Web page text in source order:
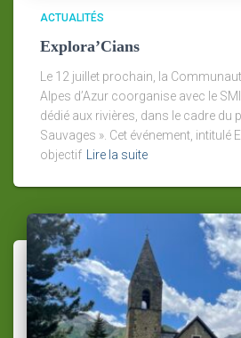
ACTUALITÉS
Explora’Cians
Le 12 juillet prochain, la
Alpes d’Azur coorganise avec le
dédié aux rivières, dans le cadre du
Sauvages ». Cet événement, intitulé
objectif Lire la suite